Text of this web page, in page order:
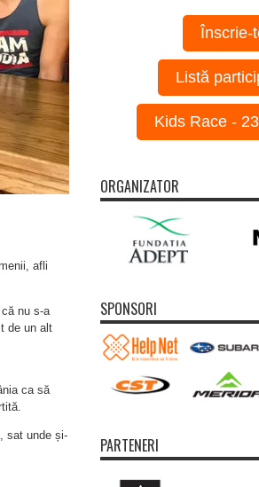
afli
nu s-a
de un alt
ca să
sat unde și-
Înscrie-
Listă
Kids Race -
ORGANIZATOR
SPONSORI
PARTENERI